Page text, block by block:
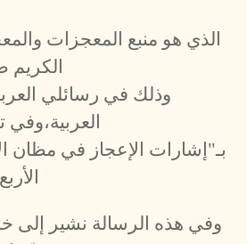
الذي هو منبع المعجزات
الكريم
وذلك في رسائلي
بـ"إشارات الإعجاز في مظان
وفي هذه الرسالة نشير إلى